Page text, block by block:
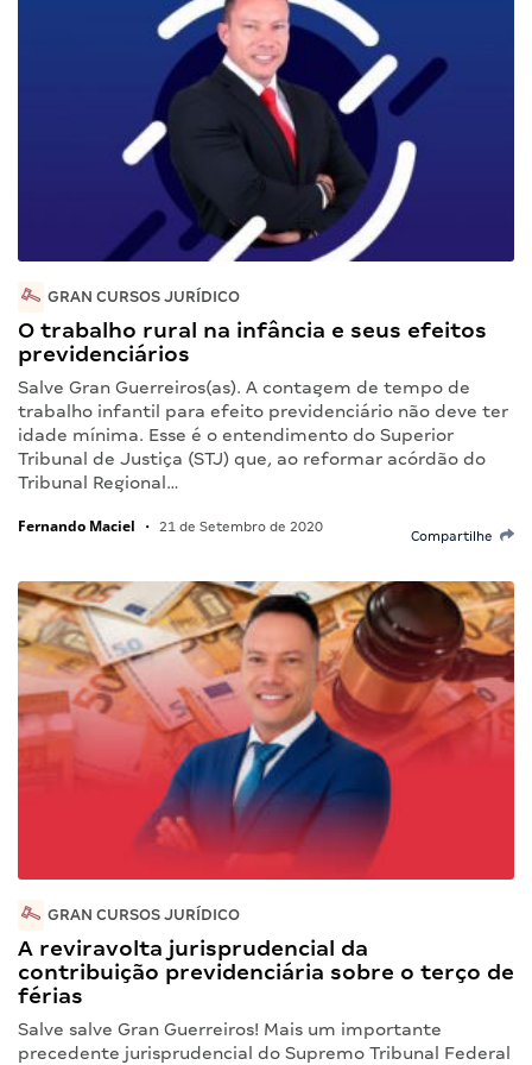
GRAN CURSOS JURÍDICO
O trabalho rural na infância e seus efeitos
previdenciários
Salve Gran Guerreiros(as). A contagem de tempo de
trabalho infantil para efeito previdenciário não deve ter
idade mínima. Esse é o entendimento do Superior
Tribunal de Justiça (STJ) que, ao reformar acórdão do
Tribunal Regional…
Fernando Maciel • 21 de Setembro de 2020
Compartilhe
GRAN CURSOS JURÍDICO
A reviravolta jurisprudencial da
contribuição previdenciária sobre o terço de
férias
Salve salve Gran Guerreiros! Mais um importante
precedente jurisprudencial do Supremo Tribunal Federal